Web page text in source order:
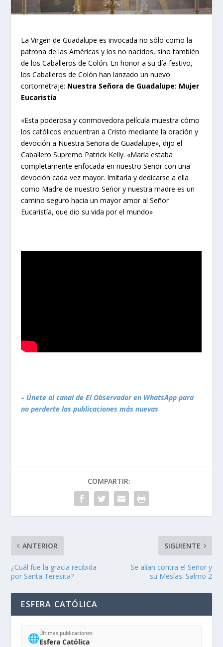
La Virgen de Guadalupe es invocada no sólo como la
patrona de las Américas y los no nacidos, sino también
de los Caballeros de Colón. En honor a su día festivo,
los Caballeros de Colón han lanzado un nuevo
cortometraje: Nuestra Señora de Guadalupe: Mujer
Eucaristía
«Esta poderosa y conmovedora película muestra cómo
los católicos encuentran a Cristo mediante la oración y
devoción a Nuestra Señora de Guadalupe», dijo el
Caballero Supremo Patrick Kelly. «María estaba
completamente enfocada en nuestro Señor con una
devoción cada vez mayor. Imitarla y dedicarse a ella
como Madre de nuestro Señor y nuestra madre es un
camino seguro hacia un mayor amor al Señor
Eucaristía, que dio su vida por el mundo»
– Únete al canal de El Observador en WhatsApp para
no perderte las publicaciones más nuevas
COMPARTIR:
ANTERIOR
¿Cuál fue la gracia recibida
por Santa Teresita?
SIGUIENTE
Se alían contra el Señor y
su Mesías: Salmo 2
ESFERA CATÓLICA
🌐Últimas publicaciones
Esfera Católica